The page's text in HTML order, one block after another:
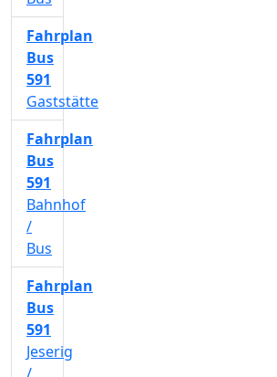
Fahrplan
Bus
591
Gaststätte
Fahrplan
Bus
591
Bahnhof
/
Bus
Fahrplan
Bus
591
Jeserig